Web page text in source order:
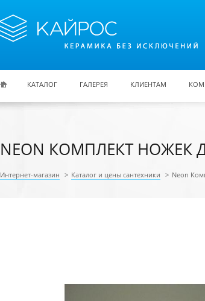
КАТАЛОГ ГАЛЕРЕЯ КЛИЕНТАМ
NEON КОМПЛЕКТ НОЖЕК
Интернет-магазин > Каталог и цены сантехники > Neon